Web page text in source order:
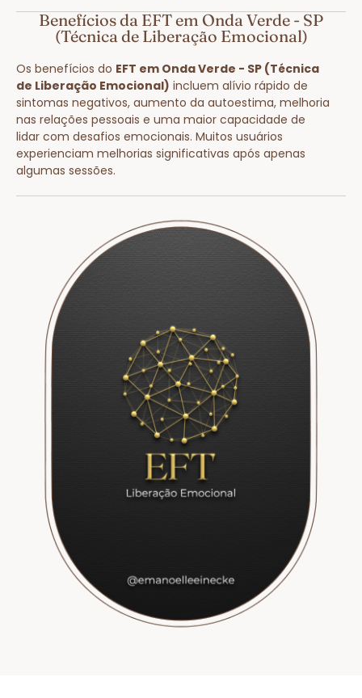
Benefícios da EFT em Onda Verde - SP
(Técnica de Liberação Emocional)
Os benefícios do EFT em Onda Verde - SP (Técnica
de Liberação Emocional) incluem alívio rápido de
sintomas negativos, aumento da autoestima, melhoria
nas relações pessoais e uma maior capacidade de
lidar com desafios emocionais. Muitos usuários
experienciam melhorias significativas após apenas
algumas sessões.